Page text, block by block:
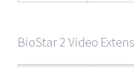
BioStar 2 Video